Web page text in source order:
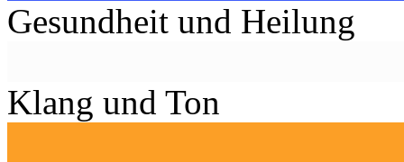
Gesundheit und Heilung
Klang und Ton